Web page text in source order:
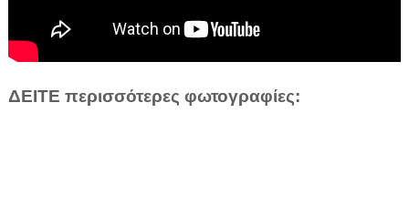
ΔΕΙΤΕ περισσότερες φωτογραφίες: